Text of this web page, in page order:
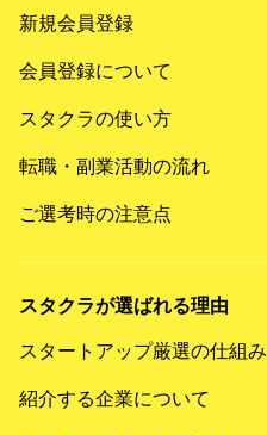
新規会員登録
会員登録について
スタクラの使い方
転職・副業活動の流れ
ご選考時の注意点
スタクラが選ばれる理由
スタートアップ厳選の仕組み
紹介する企業について